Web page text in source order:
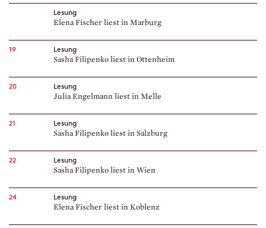
Lesung
Elena Fischer liest in Marburg
19
Lesung
Sasha Filipenko liest in Ottenheim
20
Lesung
Julia Engelmann liest in Melle
21
Lesung
Sasha Filipenko liest in Salzburg
22
Lesung
Sasha Filipenko liest in Wien
24
Lesung
Elena Fischer liest in Koblenz